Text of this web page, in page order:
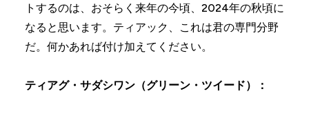
トするのは、おそらく来年の今頃、2024年の秋頃に
なると思います。ティアック、これは君の専門分野
だ。何かあれば付け加えてください。
ティアグ・サダシワン（グリーン・ツイード）：